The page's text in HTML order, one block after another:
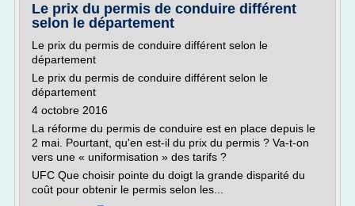
Le prix du permis de conduire différent
selon le département
Le prix du permis de conduire différent selon le
département
Le prix du permis de conduire différent selon le
département
4 octobre 2016
La réforme du permis de conduire est en place depuis le
2 mai. Pourtant, qu'en est-il du prix du permis ? Va-t-on
vers une « uniformisation » des tarifs ?
UFC Que choisir pointe du doigt la grande disparité du
coût pour obtenir le permis selon les...